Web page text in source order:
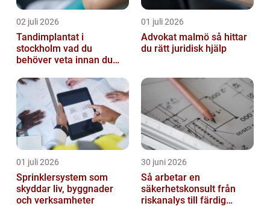
02 juli 2026
Tandimplantat i
stockholm vad du
behöver veta innan du
01 juli 2026
Advokat malmö så hittar
du rätt juridisk hjälp
01 juli 2026
Sprinklersystem som
skyddar liv, byggnader
och verksamheter
30 juni 2026
Så arbetar en
säkerhetskonsult från
riskanalys till färdig